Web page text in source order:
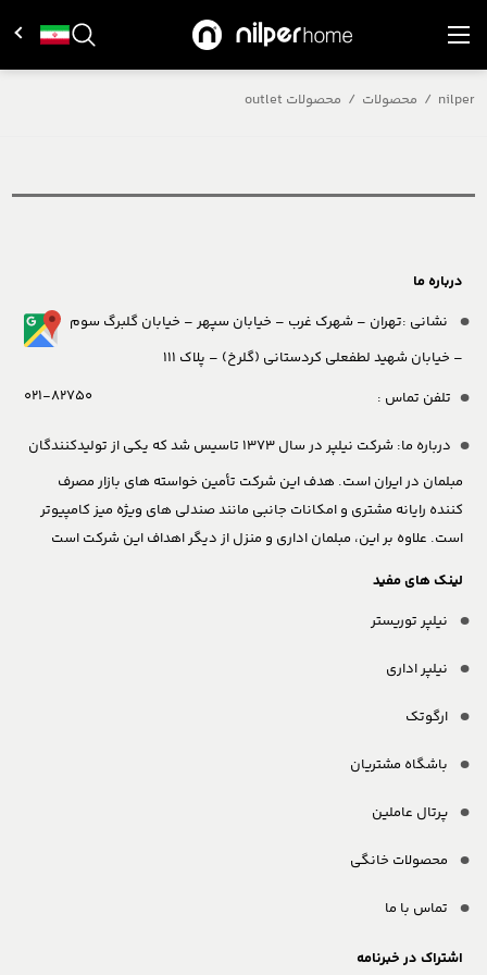
nilper
/ محصولات / محصولات outlet
درباره ما
نشانی :تهران – شهرک غرب – خیابان سپهر – خیابان گلبرگ سوم
– خیابان شهید لطفعلی کردستانی (گلرخ) – پلاک 111
تلفن تماس :
021-82750
درباره ما:
شرکت نیلپر در سال 1373 تاسیس شد که یکی از تولیدکنندگان
مبلمان در ایران است. هدف این شرکت تأمین خواسته های بازار مصرف
کننده رایانه مشتری و امکانات جانبی مانند صندلی های ویژه میز کامپیوتر
است. علاوه بر این، مبلمان اداری و منزل از دیگر اهداف این شرکت است
لینک های مفید
نیلپر توریستر
نیلپر اداری
ارگوتک
باشگاه مشتریان
پرتال عاملین
محصولات خانگی
تماس با ما
اشتراک در خبرنامه